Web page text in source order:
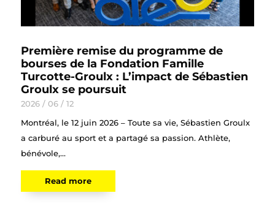
Première remise du programme de
bourses de la Fondation Famille
Turcotte-Groulx : L’impact de Sébastien
Groulx se poursuit
2026 / 06 / 12
Montréal, le 12 juin 2026 – Toute sa vie, Sébastien Groulx
a carburé au sport et a partagé sa passion. Athlète,
bénévole,...
Read more